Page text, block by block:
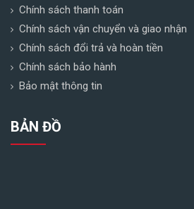
Chính sách thanh toán
Chính sách vận chuyển và giao nhận
Chính sách đổi trả và hoàn tiền
Chính sách bảo hành
Bảo mật thông tin
BẢN ĐỒ